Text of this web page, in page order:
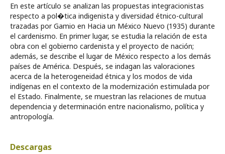
En este artículo se analizan las propuestas integracionistas
respecto a pol�tica indigenista y diversidad étnico-cultural
trazadas por Gamio en Hacia un México Nuevo (1935) durante
el cardenismo. En primer lugar, se estudia la relación de esta
obra con el gobierno cardenista y el proyecto de nación;
además, se describe el lugar de México respecto a los demás
países de América. Después, se indagan las valoraciones
acerca de la heterogeneidad étnica y los modos de vida
indígenas en el contexto de la modernización estimulada por
el Estado. Finalmente, se muestran las relaciones de mutua
dependencia y determinación entre nacionalismo, política y
antropología.
Descargas